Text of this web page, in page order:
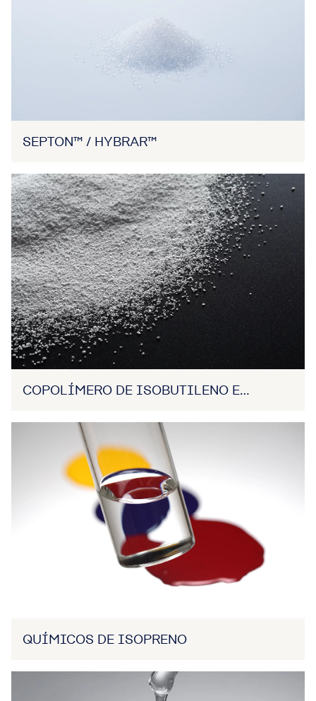
SEPTON™ / HYBRAR™
COPOLÍMERO DE ISOBUTILENO E
QUÍMICOS DE ISOPRENO